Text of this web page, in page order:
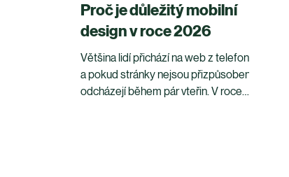
Proč je důležitý mobilní
design v roce 2026
Většina lidí přichází na web z telefonu –
a pokud stránky nejsou přizpůsobené,
odcházejí během pár vteřin. V roce